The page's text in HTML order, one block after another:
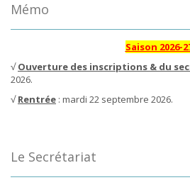
Mémo
Saison 2026-
√Ouverture des inscriptions & du
2026.
√Rentrée : mardi 22 septembre 2026.
Le Secrétariat